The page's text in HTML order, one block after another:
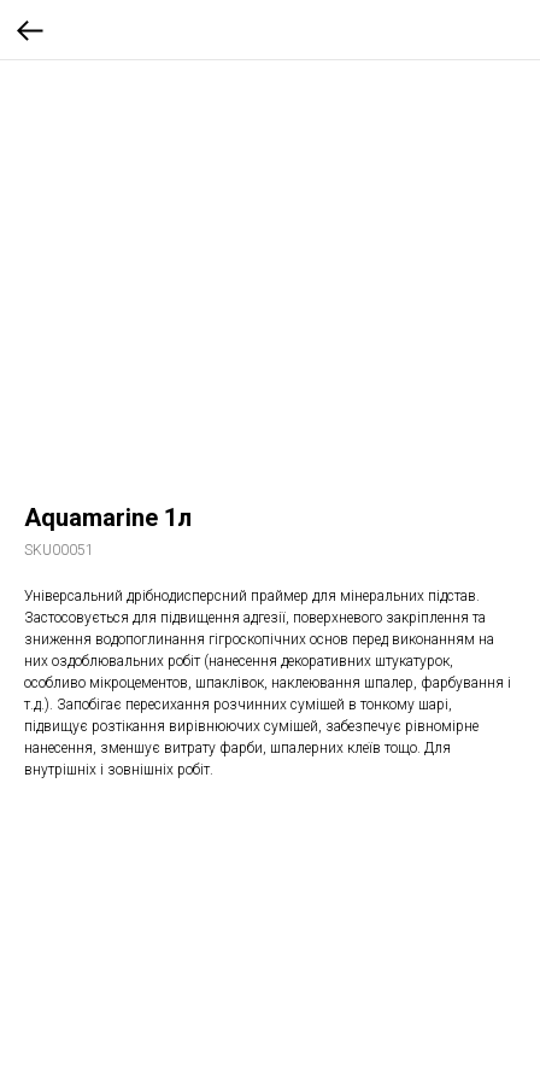
Aquamarine 1л
SKU00051
Універсальний дрібнодисперсний праймер для мінеральних підстав.
Застосовується для підвищення адгезії, поверхневого закріплення та
зниження водопоглинання гігроскопічних основ перед виконанням на
них оздоблювальних робіт (нанесення декоративних штукатурок,
особливо мікроцементов, шпаклівок, наклеювання шпалер, фарбування і
т.д.). Запобігає пересихання розчинних сумішей в тонкому шарі,
підвищує розтікання вирівнюючих сумішей, забезпечує рівномірне
нанесення, зменшує витрату фарби, шпалерних клеїв тощо. Для
внутрішніх і зовнішніх робіт.